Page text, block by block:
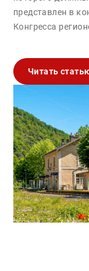
представлен в
Конгресса
Читать